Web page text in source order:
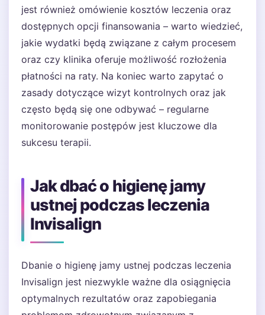
jest również omówienie kosztów leczenia oraz
dostępnych opcji finansowania – warto wiedzieć,
jakie wydatki będą związane z całym procesem
oraz czy klinika oferuje możliwość rozłożenia
płatności na raty. Na koniec warto zapytać o
zasady dotyczące wizyt kontrolnych oraz jak
często będą się one odbywać – regularne
monitorowanie postępów jest kluczowe dla
sukcesu terapii.
Jak dbać o higienę jamy
ustnej podczas leczenia
Invisalign
Dbanie o higienę jamy ustnej podczas leczenia
Invisalign jest niezwykle ważne dla osiągnięcia
optymalnych rezultatów oraz zapobiegania